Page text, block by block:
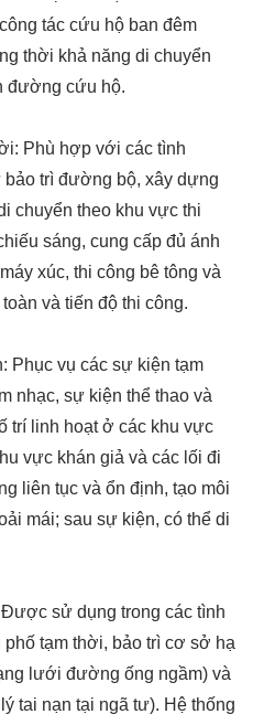
tác cứu hộ ban đêm
thời khả năng di chuyển
đường cứu hộ.
Phù hợp với các tình
bảo trì đường bộ, xây dựng
chuyển theo khu vực thi
sáng, cung cấp đủ ánh
xúc, thi công bê tông và
và tiến độ thi công.
Phục vụ các sự kiện tạm
nhạc, sự kiện thể thao và
trí linh hoạt ở các khu vực
vực khán giả và các lối đi
liên tục và ổn định, tạo môi
mái; sau sự kiện, có thể di
sử dụng trong các tình
tạm thời, bảo trì cơ sở hạ
lưới đường ống ngầm) và
tai nạn tại ngã tư). Hệ thống